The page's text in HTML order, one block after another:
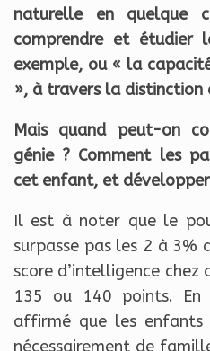
naturelle en quelque
comprendre et étudier
exemple, ou « la
», à travers la distinction
Mais quand peut-on
génie ? Comment les
cet enfant, et
Il est à noter que le
surpasse pas les 2 à
score d’intelligence
135 ou 140 points.
affirmé que les enfants
nécessairement de